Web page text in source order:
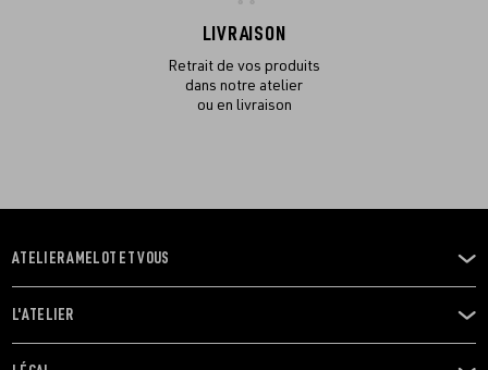
LIVRAISON
Retrait de vos produits
dans notre atelier
ou en livraison
OUVRIR
LE
MENU
ATELIER AMELOT ET VOUS
OUVRIR
LE
L'ATELIER